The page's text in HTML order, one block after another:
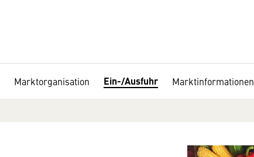
Marktorganisation Ein-/Ausfuhr Marktinformationen